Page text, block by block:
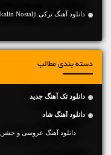
دانلود آهنگ ترکی Demet Akalin Nostalji
دسته بندی مطالب
دانلود تک آهنگ جدید
دانلود آهنگ شاد
دانلود آهنگ عروسی و جشن